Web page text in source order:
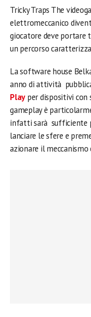
Tricky Traps The
elettromeccanico
giocatore deve portare
un percorso
La software house
anno di attività
Play per dispositivi con
gameplay è
infatti sarà sufficiente
lanciare le sfere e
azionare il